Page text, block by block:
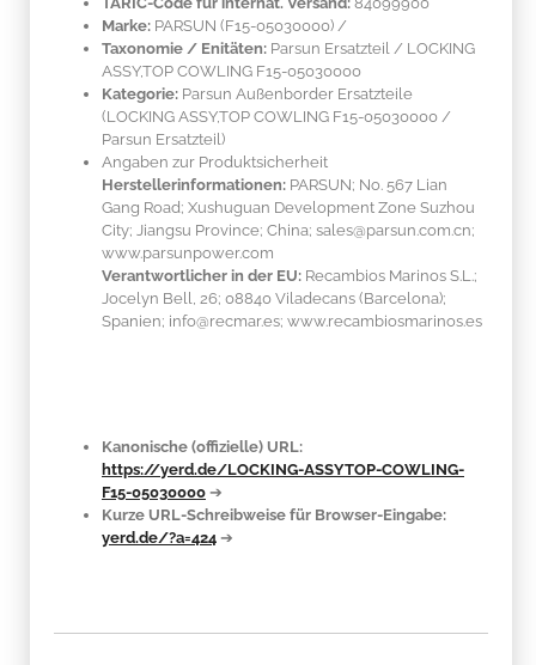
Marke: PARSUN (F15-05030000) /
Taxonomie / Enitäten: Parsun Ersatzteil / LOCKING
ASSY,TOP COWLING F15-05030000
Kategorie: Parsun Außenborder Ersatzteile
(LOCKING ASSY,TOP COWLING F15-05030000 /
Parsun Ersatzteil)
Angaben zur Produktsicherheit
Herstellerinformationen: PARSUN; No. 567 Lian
Gang Road; Xushuguan Development Zone Suzhou
City; Jiangsu Province; China; sales@parsun.com.cn;
www.parsunpower.com
Verantwortlicher in der EU: Recambios Marinos S.L.;
Jocelyn Bell, 26; 08840 Viladecans (Barcelona);
Spanien; info@recmar.es; www.recambiosmarinos.es
Kanonische (offizielle) URL:
https://yerd.de/LOCKING-ASSYTOP-COWLING-
F15-05030000 ➔
Kurze URL-Schreibweise für Browser-Eingabe:
yerd.de/?a=424 ➔